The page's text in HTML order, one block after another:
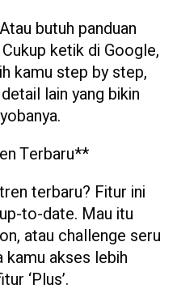
butuh panduan
ketik di Google,
kamu step by step,
lain yang bikin
Terbaru**
terbaru? Fitur ini
to-date. Mau itu
atau challenge seru
kamu akses lebih
‘Plus’.